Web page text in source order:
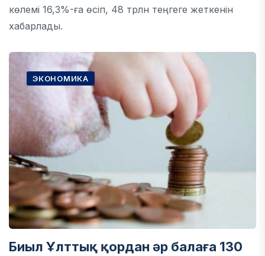
көлемі 16,3%-ға өсіп, 48 трлн теңгеге жеткенін
хабарлады.
ЭКОНОМИКА
Биыл Ұлттық қордан әр балаға 130